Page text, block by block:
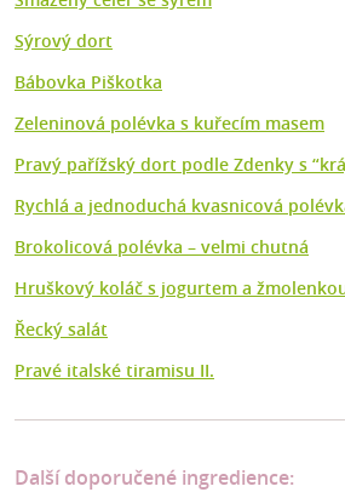
Sýrový dort
Bábovka Piškotka
Zeleninová polévka s kuřecím masem
Pravý pařížský dort podle Zdenky s
Rychlá a jednoduchá kvasnicová
Brokolicová polévka –⁠ velmi chutná
Hruškový koláč s jogurtem a
Řecký salát
Pravé italské tiramisu II.
Další doporučené ingredience: